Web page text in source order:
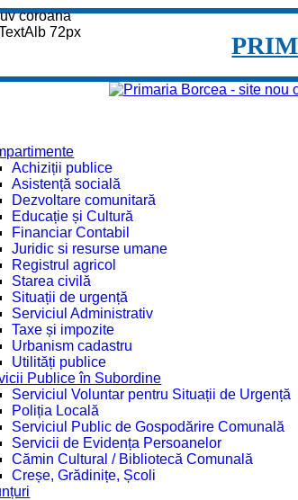
Achiziții publice
Asistență socială
Dezvoltare comunitară
Educație și Cultură
Financiar Contabil
Juridic si resurse umane
Registrul agricol
Starea civilă
Situații de urgență
Serviciul Administrativ
Taxe și impozite
Urbanism cadastru
Utilități publice
Publice în Subordine
Serviciul Voluntar pentru Situații de Urgență
Poliția Locală
Serviciul Public de Gospodărire Comunală
Servicii de Evidența Persoanelor
Cămin Cultural / Bibliotecă Comunală
Creșe, Grădinițe, Școli